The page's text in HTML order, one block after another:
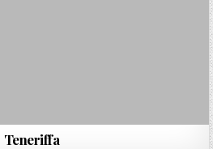
Teneriffa